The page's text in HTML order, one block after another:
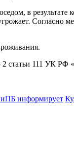
в результате
Согласно
2 статьи 111 УК
информирует